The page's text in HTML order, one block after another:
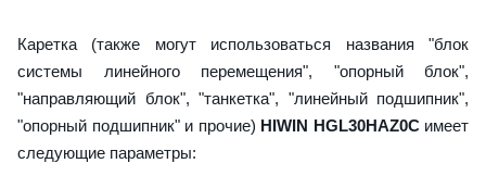
Каретка (также могут использоваться названия "блок
системы линейного перемещения", "опорный блок",
"направляющий блок", "танкетка", "линейный подшипник",
"опорный подшипник" и прочие) HIWIN HGL30HAZ0Cимеет
следующие параметры: